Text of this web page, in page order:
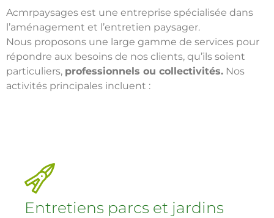
Acmrpaysages est une entreprise spécialisée dans
l’aménagement et l’entretien paysager.
Nous proposons une large gamme de services pour
répondre aux besoins de nos clients, qu’ils soient
particuliers, professionnels ou collectivités. Nos
activités principales incluent :
Entretiens parcs et jardins